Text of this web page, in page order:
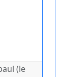
(le